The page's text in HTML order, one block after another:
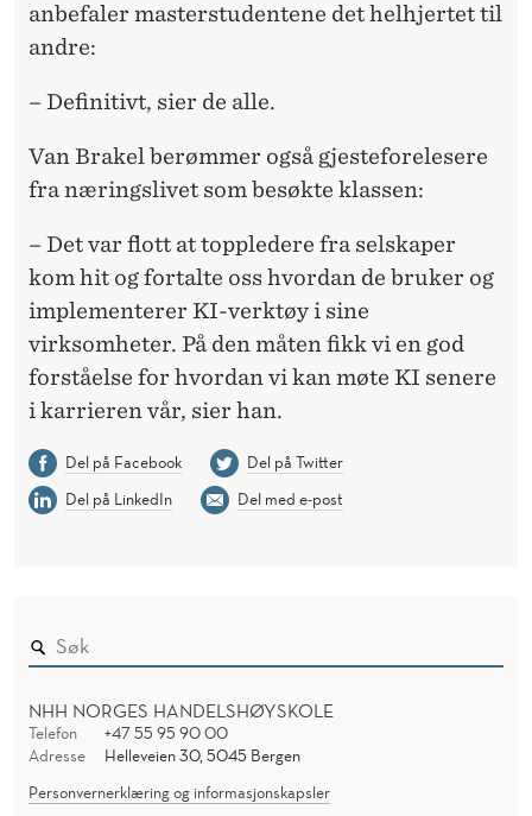
anbefaler masterstudentene det helhjertet til
andre:
– Definitivt, sier de alle.
Van Brakel berømmer også gjesteforelesere
fra næringslivet som besøkte klassen:
– Det var flott at toppledere fra selskaper
kom hit og fortalte oss hvordan de bruker og
implementerer KI-verktøy i sine
virksomheter. På den måten fikk vi en god
forståelse for hvordan vi kan møte KI senere
i karrieren vår, sier han.
Del på Facebook
Del på Twitter
Del på LinkedIn
Del med e-post
NHH NORGES HANDELSHØYSKOLE
Telefon
+47 55 95 90 00
Adresse
Helleveien 30, 5045 Bergen
Personvernerklæring og informasjonskapsler